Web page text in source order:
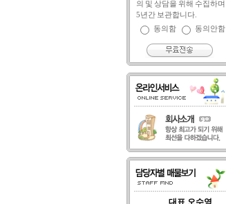
의 및 상담을 위해 수집하며
5년간 보관합니다.
동의함
동의안함
대표 오수영